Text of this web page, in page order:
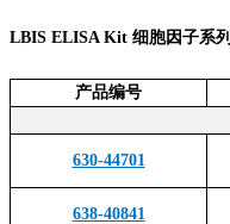
LBIS ELISA Kit 细胞因子系列
产品编号
630-44701
638-40841